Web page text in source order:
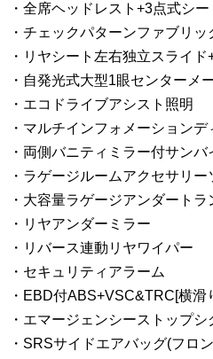
・全席ヘッドレスト+3点式シー
・チェックパターンファブリ
・リヤシート左右独立スライ
・自発光式大型1眼センターメ
・エコドライブアシスト照明
・マルチインフォメーションデ
・両側バニティミラー付サンバ
・ラゲージルームアクセサリ
・大容量ラゲージアンダート
・リヤアンダーミラー
・リバース連動リヤワイパー
・セキュリティアラーム
・EBD付ABS+VSC&TRC[横滑
・エマージェンシーストップシ
・SRSサイドエアバッグ(フロ